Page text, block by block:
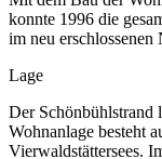
konnte 1996 die
im neu erschlossenen
Lage
Der Schönbühlstrand
Wohnanlage besteht
Vierwaldstättersees.